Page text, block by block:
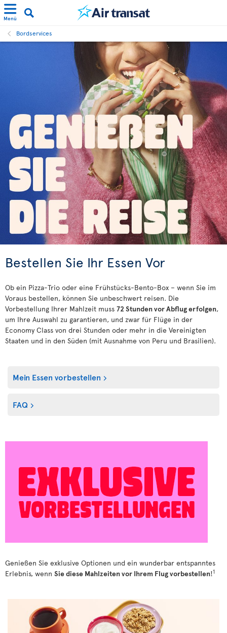
Menü
Bordservices
Bestellen Sie Ihr Essen Vor
Ob ein Pizza-Trio oder eine Frühstücks-Bento-Box – wenn Sie im
Voraus bestellen, können Sie unbeschwert reisen. Die
Vorbestellung Ihrer Mahlzeit muss 72 Stunden vor Abflug erfolgen,
um Ihre Auswahl zu garantieren, und zwar für Flüge in der
Economy Class von drei Stunden oder mehr in die Vereinigten
Staaten und in den Süden (mit Ausnahme von Peru und Brasilien).
Mein Essen vorbestellen
FAQ
Genießen Sie exklusive Optionen und ein wunderbar entspanntes
Erlebnis, wenn Sie diese Mahlzeiten vor Ihrem Flug vorbestellen!1